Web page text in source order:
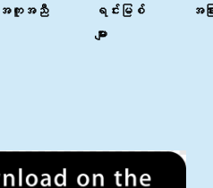
အကူအညီ
ရင်းမြစ်
များ
အခြ